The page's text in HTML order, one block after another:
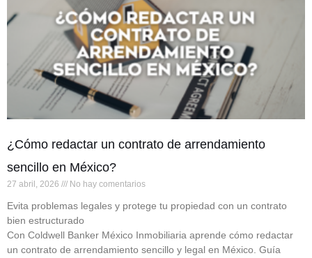
¿Cómo redactar un contrato de arrendamiento
sencillo en México?
27 abril, 2026 No hay comentarios
Evita problemas legales y protege tu propiedad con un contrato
bien estructurado
Con Coldwell Banker México Inmobiliaria aprende cómo redactar
un contrato de arrendamiento sencillo y legal en México. Guía